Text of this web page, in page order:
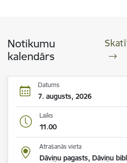
Notikumu
kalendārs
Datums
7. augusts, 2026
Laiks
11.00
Atrašanās vieta
Dāviņu pagasts, Dāviņu